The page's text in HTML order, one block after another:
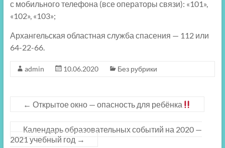
с мобильного телефона (все операторы связи): «101»,
«102», «103»;
Архангельская областная служба спасения — 112 или
64-22-66.
admin 10.06.2020 Без рубрики
← Открытое окно — опасность для ребёнка
Календарь образовательных событий на 2020 —
2021 учебный год →